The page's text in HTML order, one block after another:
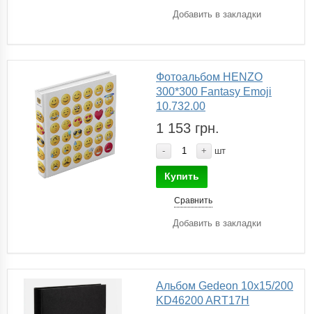
Добавить в закладки
Фотоальбом HENZO
300*300 Fantasy Emoji
10.732.00
1 153 грн.
- + шт
Купить
Сравнить
Добавить в закладки
Альбом Gedeon 10х15/200
KD46200 ART17H